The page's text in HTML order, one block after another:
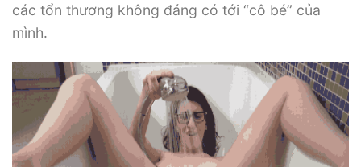
các tổn thương không đáng có tới “cô bé” của
mình.